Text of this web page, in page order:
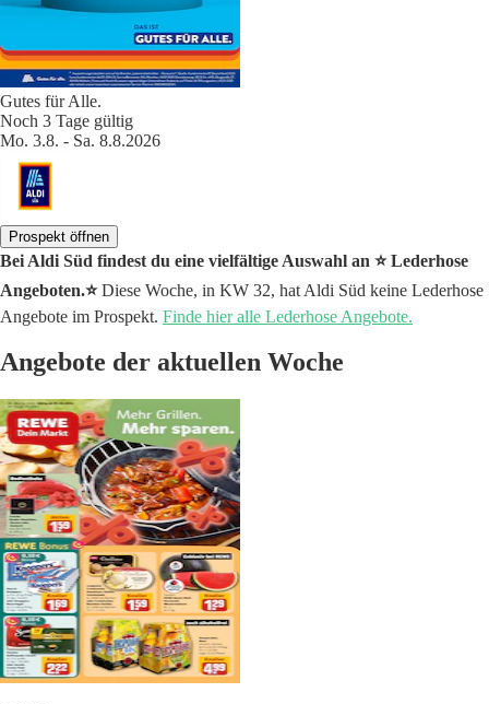
Gutes für Alle.
Noch 3 Tage gültig
Mo. 3.8. - Sa. 8.8.2026
Prospekt öffnen
Bei Aldi Süd findest du eine vielfältige Auswahl an ⭐️ Lederhose
Angeboten.⭐️Diese Woche, in KW 32, hat Aldi Süd keine Lederhose
Angebote im Prospekt. Finde hier alle Lederhose Angebote.
Angebote der aktuellen Woche